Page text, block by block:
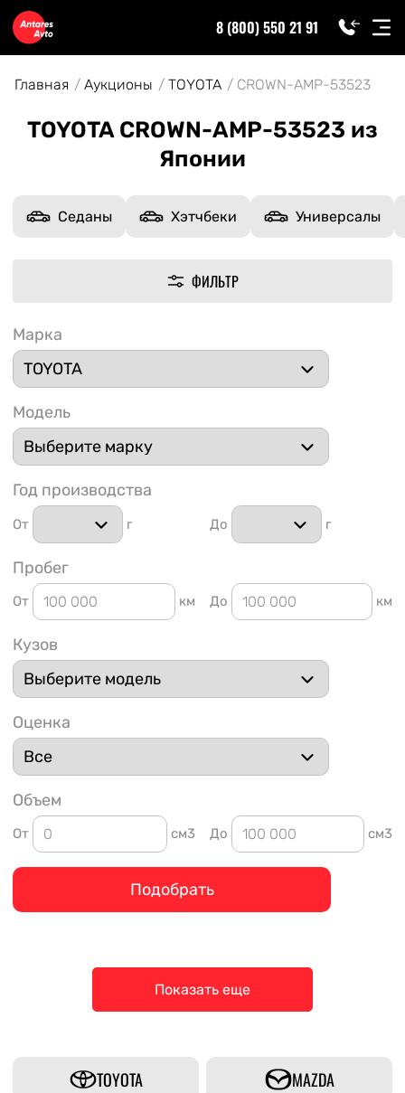
91
8 (800) 550 21 91
Главная Аукционы TOYOTA CROWN-AMP-53523
TOYOTA CROWN-AMP-53523 из
Японии
Седаны Хэтчбеки Универсалы
ФИЛЬТР
Марка
Модель
Год производства
От г До г
Пробег
От км До км
Кузов
Оценка
Объем
От см3 До см3
Подобрать
Показать еще
TOYOTA MAZDA